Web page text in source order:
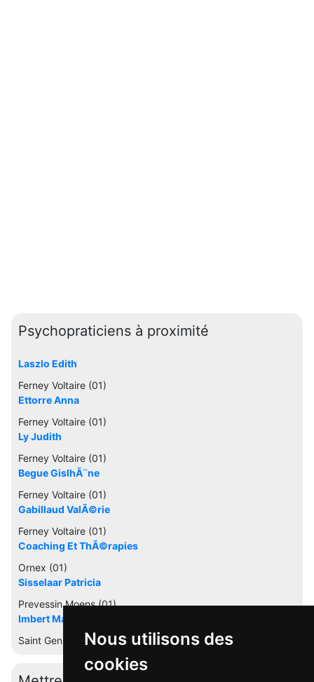
Nous utilisons des
cookies
Psychopraticiens à proximité
Laszlo Edith
Ferney Voltaire (01)
Ettorre Anna
Ferney Voltaire (01)
Ly Judith
Ferney Voltaire (01)
Begue GislhÃ¨ne
Ferney Voltaire (01)
Gabillaud ValÃ©rie
Ferney Voltaire (01)
Coaching Et ThÃ©rapies
Ornex (01)
Sisselaar Patricia
Prevessin Moens (01)
Imbert Marie-danielle
Saint Genis Pouilly (01)